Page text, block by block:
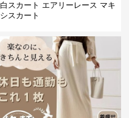
白スカート エアリーレース マキ
シスカート